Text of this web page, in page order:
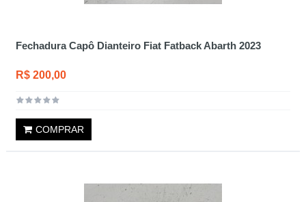
Fechadura Capô Dianteiro Fiat Fatback Abarth 2023
R$ 200,00
COMPRAR